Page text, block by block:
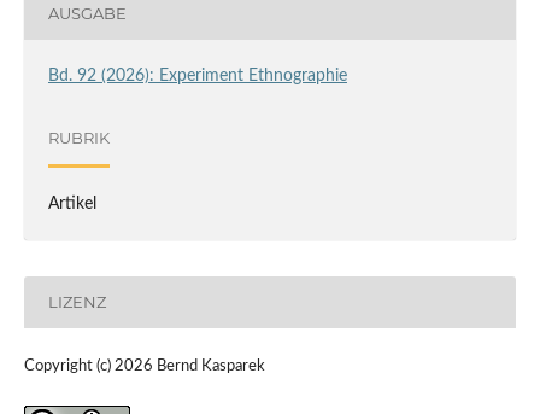
AUSGABE
Bd. 92 (2026): Experiment Ethnographie
RUBRIK
Artikel
LIZENZ
Copyright (c) 2026 Bernd Kasparek